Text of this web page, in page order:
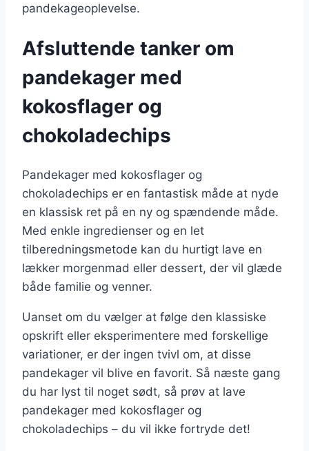
pandekageoplevelse.
Afsluttende tanker om
pandekager med
kokosflager og
chokoladechips
Pandekager med kokosflager og
chokoladechips er en fantastisk måde at nyde
en klassisk ret på en ny og spændende måde.
Med enkle ingredienser og en let
tilberedningsmetode kan du hurtigt lave en
lækker morgenmad eller dessert, der vil glæde
både familie og venner.
Uanset om du vælger at følge den klassiske
opskrift eller eksperimentere med forskellige
variationer, er der ingen tvivl om, at disse
pandekager vil blive en favorit. Så næste gang
du har lyst til noget sødt, så prøv at lave
pandekager med kokosflager og
chokoladechips – du vil ikke fortryde det!